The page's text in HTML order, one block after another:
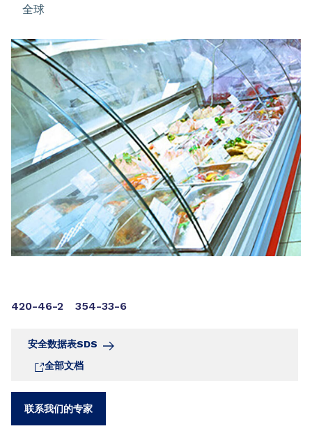
420-46-2 354-33-6
安全数据表SDS
全部文档
联系我们的专家
展示和存储柜、冷藏库、运输和工艺制冷。
全球